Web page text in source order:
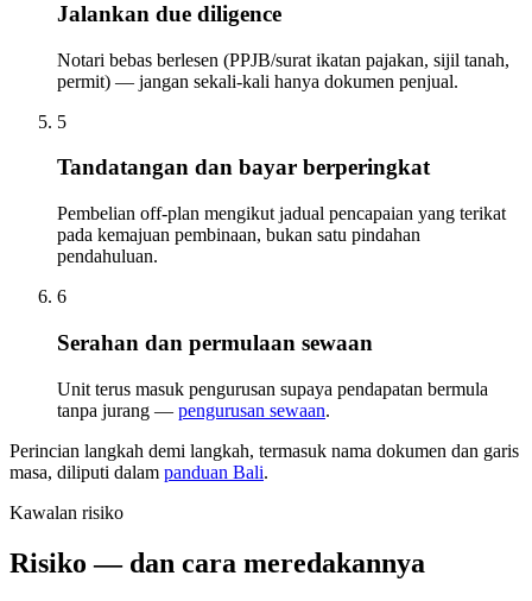
Jalankan due diligence
Notari bebas berlesen (PPJB/surat ikatan pajakan, sijil tanah,
permit) — jangan sekali-kali hanya dokumen penjual.
5
Tandatangan dan bayar berperingkat
Pembelian off-plan mengikut jadual pencapaian yang terikat
pada kemajuan pembinaan, bukan satu pindahan
pendahuluan.
6
Serahan dan permulaan sewaan
Unit terus masuk pengurusan supaya pendapatan bermula
tanpa jurang — pengurusan sewaan.
Perincian langkah demi langkah, termasuk nama dokumen dan garis
masa, diliputi dalam panduan Bali.
Kawalan risiko
Risiko — dan cara meredakannya